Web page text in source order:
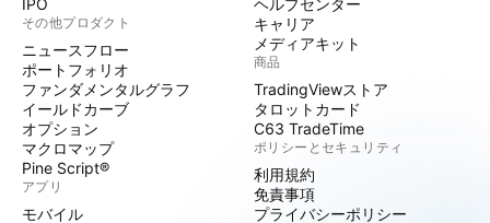
IPO
その他プロダクト
ニュースフロー
ポートフォリオ
ファンダメンタルグラフ
イールドカーブ
オプション
マクロマップ
Pine Script®
アプリ
モバイル
ヘルプセンター
キャリア
メディアキット
商品
TradingViewストア
タロットカード
C63 TradeTime
ポリシーとセキュリティ
利用規約
免責事項
プライバシーポリシー